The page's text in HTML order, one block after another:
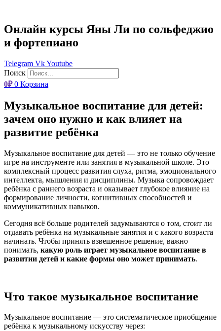
Онлайн курсы Яны Ли по сольфеджио
и фортепиано
Telegram VkYoutube
Поиск
0₽ 0 Корзина
Музыкальное воспитание для детей:
зачем оно нужно и как влияет на
развитие ребёнка
Музыкальное воспитание для детей — это не только обучение
игре на инструменте или занятия в музыкальной школе. Это
комплексный процесс развития слуха, ритма, эмоционального
интеллекта, мышления и дисциплины. Музыка сопровождает
ребёнка с раннего возраста и оказывает глубокое влияние на
формирование личности, когнитивных способностей и
коммуникативных навыков.
Сегодня всё больше родителей задумываются о том, стоит ли
отдавать ребёнка на музыкальные занятия и с какого возраста
начинать. Чтобы принять взвешенное решение, важно
понимать, какую роль играет музыкальное воспитание в
развитии детей и какие формы оно может принимать.
Что такое музыкальное воспитание
Музыкальное воспитание — это систематическое приобщение
ребёнка к музыкальному искусству через: